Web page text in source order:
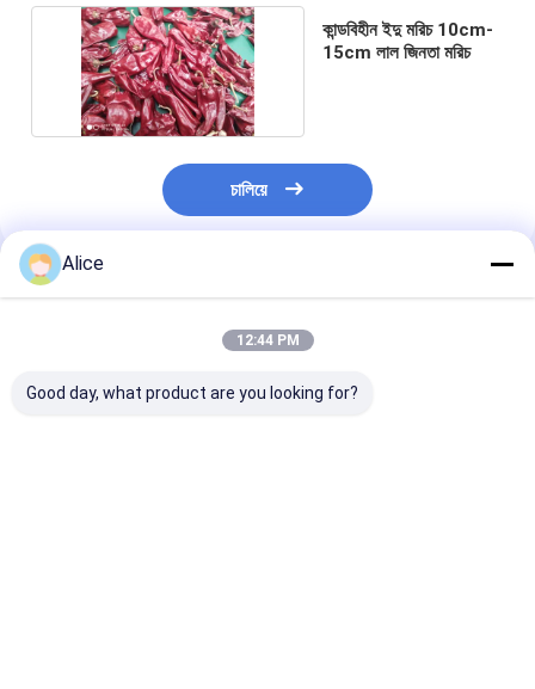
কান্ডবিহীন ইদু মরিচ 10cm-
15cm লাল জিনতা মরিচ
চালিয়ে
প্রস্তাবিত পণ্য
Alice
12:44 PM
Good day, what product are you looking for?